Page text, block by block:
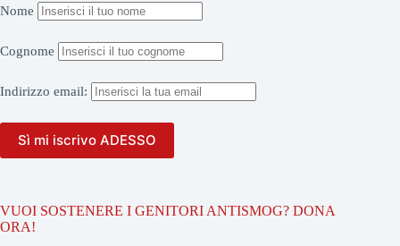
Nome
Cognome
Indirizzo email:
VUOI SOSTENERE I GENITORI ANTISMOG? DONA
ORA!